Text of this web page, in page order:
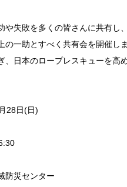
や失敗を多くの皆さんに共有し
の一助とすべく共有会を開催しま
、日本のロープレスキューを高
28日(日)
防災センター